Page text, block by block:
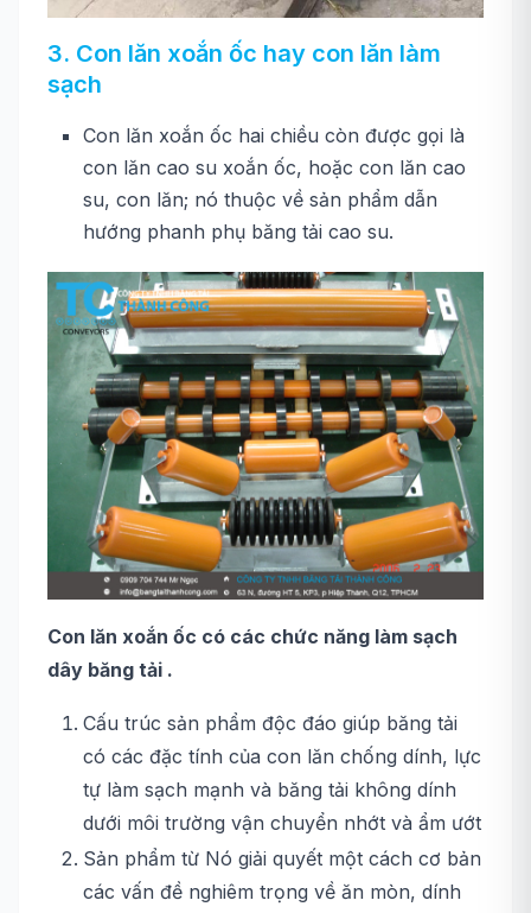
3. Con lăn xoắn ốc hay con lăn làm
sạch
Con lăn xoắn ốc hai chiều còn được gọi là
con lăn cao su xoắn ốc, hoặc con lăn cao
su, con lăn; nó thuộc về sản phẩm dẫn
hướng phanh phụ băng tải cao su.
Con lăn xoắn ốc có các chức năng làm sạch
dây băng tải .
Cấu trúc sản phẩm độc đáo giúp băng tải
có các đặc tính của con lăn chống dính, lực
tự làm sạch mạnh và băng tải không dính
dưới môi trường vận chuyển nhớt và ẩm ướt
Sản phẩm từ Nó giải quyết một cách cơ bản
các vấn đề nghiêm trọng về ăn mòn, dính